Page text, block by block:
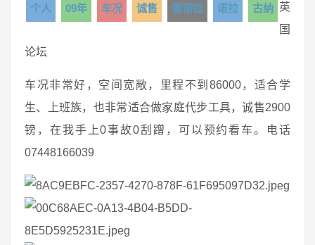
个人 09年 车况 诚售 雷诺拉 诺拉 古纳 英
国
论坛
车况非常好，空间宽敞，里程不到86000，适合学
生、上班族，也非常适合做家庭代步工具，诚售2900
镑，在我手上0事故0刮蹭，可以预约看车。电话
07448166039